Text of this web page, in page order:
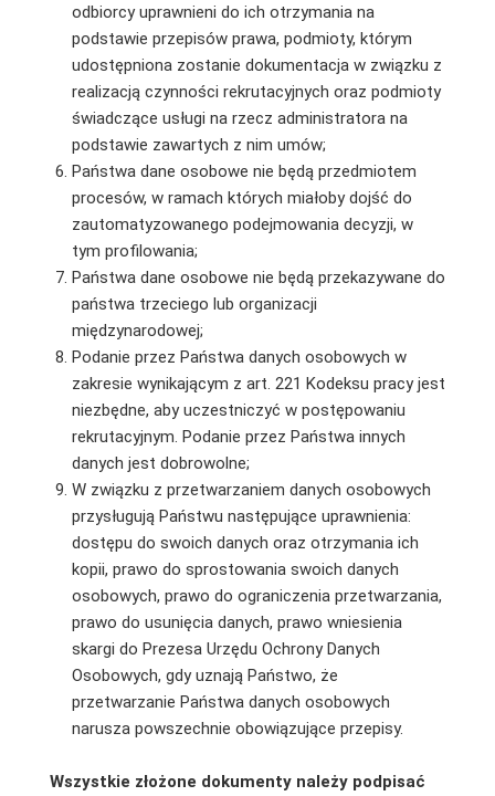
odbiorcy uprawnieni do ich otrzymania na
podstawie przepisów prawa, podmioty, którym
udostępniona zostanie dokumentacja w związku z
realizacją czynności rekrutacyjnych oraz podmioty
świadczące usługi na rzecz administratora na
podstawie zawartych z nim umów;
Państwa dane osobowe nie będą przedmiotem
procesów, w ramach których miałoby dojść do
zautomatyzowanego podejmowania decyzji, w
tym profilowania;
Państwa dane osobowe nie będą przekazywane do
państwa trzeciego lub organizacji
międzynarodowej;
Podanie przez Państwa danych osobowych w
zakresie wynikającym z art. 221 Kodeksu pracy jest
niezbędne, aby uczestniczyć w postępowaniu
rekrutacyjnym. Podanie przez Państwa innych
danych jest dobrowolne;
W związku z przetwarzaniem danych osobowych
przysługują Państwu następujące uprawnienia:
dostępu do swoich danych oraz otrzymania ich
kopii, prawo do sprostowania swoich danych
osobowych, prawo do ograniczenia przetwarzania,
prawo do usunięcia danych, prawo wniesienia
skargi do Prezesa Urzędu Ochrony Danych
Osobowych, gdy uznają Państwo, że
przetwarzanie Państwa danych osobowych
narusza powszechnie obowiązujące przepisy.
Wszystkie złożone dokumenty należy podpisać